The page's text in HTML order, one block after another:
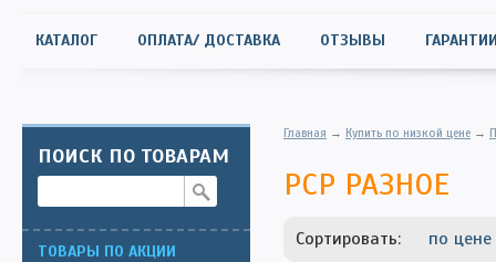
КАТАЛОГ ОПЛАТА/ ДОСТАВКА ОТЗЫВЫ
ПОИСК ПО ТОВАРАМ
ТОВАРЫ ПО АКЦИИ
Главная → Купить по низкой цене →
РСР РАЗНОЕ
Сортировать: по